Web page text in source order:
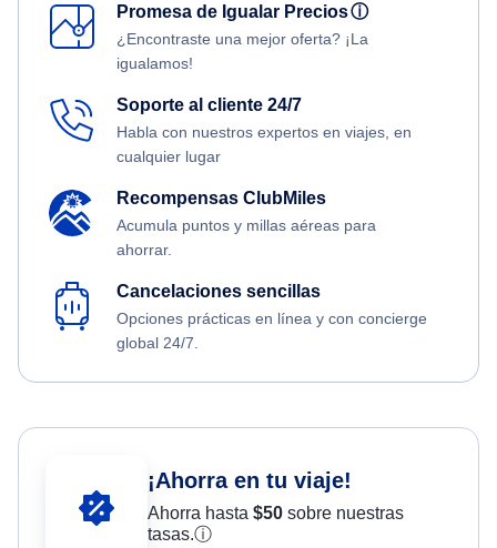
Promesa de Igualar Preciosⓘ
¿Encontraste una mejor oferta? ¡La
igualamos!
Soporte al cliente 24/7
Habla con nuestros expertos en viajes, en
cualquier lugar
Recompensas ClubMiles
Acumula puntos y millas aéreas para
ahorrar.
Cancelaciones sencillas
Opciones prácticas en línea y con concierge
global 24/7.
¡Ahorra en tu viaje!
Ahorra hasta $50sobre nuestras
tasas.ⓘ